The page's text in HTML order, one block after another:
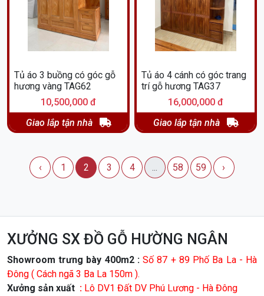
Tủ áo 3 buồng có góc gỗ
hương vàng TAG62
10,500,000 đ
Giao lắp tận nhà
Tủ áo 4 cánh có góc trang
trí gỗ hương TAG37
16,000,000 đ
Giao lắp tận nhà
‹ 1 2 3 4 ... 58 59 ›
XƯỞNG SX ĐỒ GỖ HƯỜNG NGÂN
Showroom trưng bày 400m2 : Số 87 + 89 Phố Ba La - Hà
Đông ( Cách ngã 3 Ba La 150m ).
Xưởng sản xuất : Lô DV1 Đất DV Phú Lương - Hà Đông